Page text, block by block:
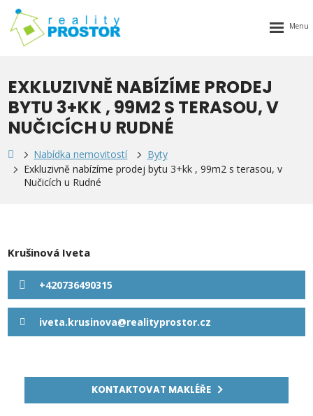
EXKLUZIVNĚ NABÍZÍME PRODEJ
BYTU 3+KK , 99M2 S TERASOU, V
NUČICÍCH U RUDNÉ
Nabídka nemovitostí
Byty
Exkluzivně nabízíme prodej bytu 3+kk , 99m2 s terasou, v
Nučicích u Rudné
Krušinová Iveta
+420736490315
iveta.krusinova@realityprostor.cz
KONTAKTOVAT MAKLÉŘE